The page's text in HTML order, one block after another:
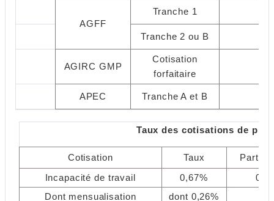
AGFF
Tranche 1
Tranche 2 ou B
AGIRC GMP
Cotisation
forfaitaire
APEC Tranche A et B
Taux des cotisations de
Cotisation Taux Part
Incapacité de travail 0,67%
Dont mensualisation
dont 0,26%